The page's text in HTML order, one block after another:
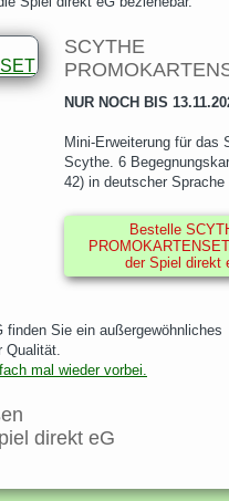
SCYTHE
NUR NOCH BIS
Mini-Erweiterung für das
Scythe. 6
42) in deutscher Sprache
Bestelle
der Spiel direkt
finden Sie ein außergewöhnliches
Qualität.
mal wieder vorbei.
direkt eG